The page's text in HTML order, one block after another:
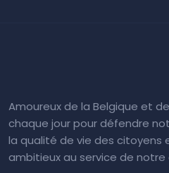
Amoureux de la Belgique et
chaque jour pour défendre
la qualité de vie des citoyens
ambitieux au service de notre